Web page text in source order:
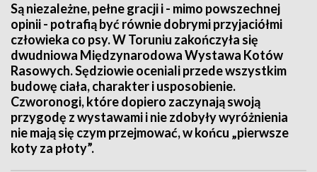
Są niezależne, pełne gracji i - mimo powszechnej
opinii - potrafią być równie dobrymi przyjaciółmi
człowieka co psy. W Toruniu zakończyła się
dwudniowa Międzynarodowa Wystawa Kotów
Rasowych. Sędziowie oceniali przede wszystkim
budowę ciała, charakter i usposobienie.
Czworonogi, które dopiero zaczynają swoją
przygodę z wystawami i nie zdobyły wyróżnienia
nie mają się czym przejmować, w końcu „pierwsze
koty za płoty”.